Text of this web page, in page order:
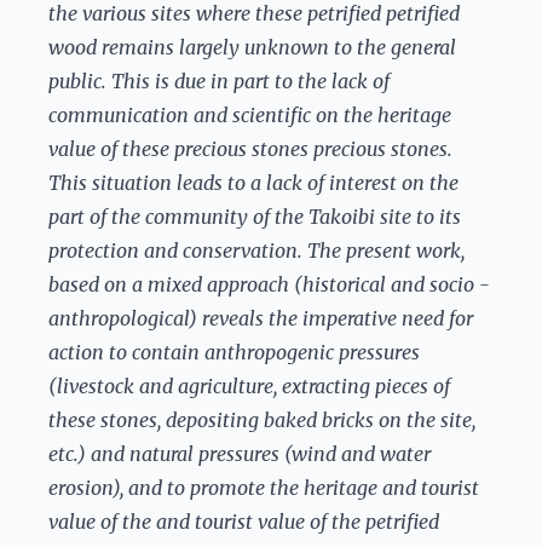
the various sites where these petrified petrified
wood remains largely unknown to the general
public. This is due in part to the lack of
communication and scientific on the heritage
value of these precious stones precious stones.
This situation leads to a lack of interest on the
part of the community of the Takoibi site to its
protection and conservation. The present work,
based on a mixed approach (historical and socio -
anthropological) reveals the imperative need for
action to contain anthropogenic pressures
(livestock and agriculture, extracting pieces of
these stones, depositing baked bricks on the site,
etc.) and natural pressures (wind and water
erosion), and to promote the heritage and tourist
value of the and tourist value of the petrified